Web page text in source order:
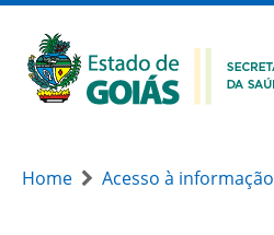
Home Acesso à informação